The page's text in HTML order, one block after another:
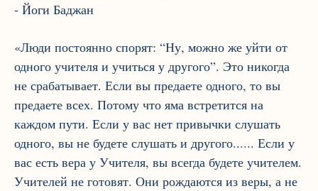
- Йоги Баджан
«Люди постоянно спорят: “Ну, можно же уйти от
одного учителя и учиться у другого”. Это никогда
не срабатывает. Если вы предаете одного, то вы
предаете всех. Потому что яма встретится на
каждом пути. Если у вас нет привычки слушать
одного, вы не будете слушать и другого...... Если у
вас есть вера у Учителя, вы всегда будете учителем.
Учителей не готовят. Они рождаются из веры, а не